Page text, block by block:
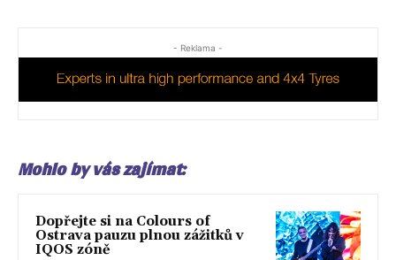
- Reklama -
Mohlo by vás zajímat:
Dopřejte si na Colours of
Ostrava pauzu plnou zážitků v
IQOS zóně